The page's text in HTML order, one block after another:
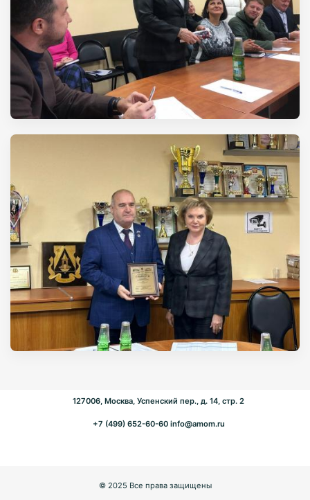
127006, Москва, Успенский пер., д. 14, стр. 2
+7 (499) 652-60-60 info@amom.ru
© 2025 Все права защищены